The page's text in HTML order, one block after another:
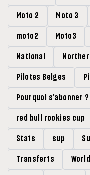
Moto 2 Moto 3
moto2 Moto3
National
Pilotes Belges
Pourquoi s'abonner ?
red bull rookies cup
Stats sup
Transferts